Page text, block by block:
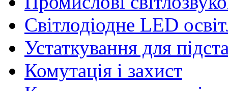
Світлодіодне LED
Устаткування для
Комутація і захист